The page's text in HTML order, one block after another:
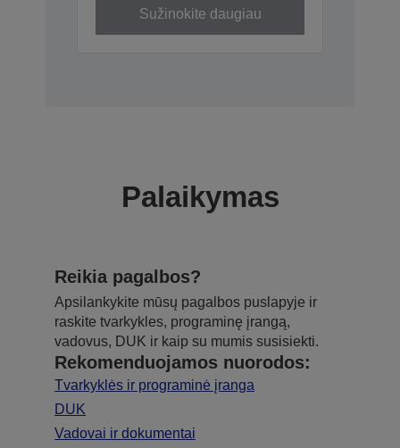
Sužinokite daugiau
Palaikymas
Reikia pagalbos?
Apsilankykite mūsų pagalbos puslapyje ir
raskite tvarkykles, programinę įrangą,
vadovus, DUK ir kaip su mumis susisiekti.
Rekomenduojamos nuorodos:
Tvarkyklės ir programinė įranga
DUK
Vadovai ir dokumentai